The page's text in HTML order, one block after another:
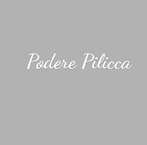
Podere Pilicca